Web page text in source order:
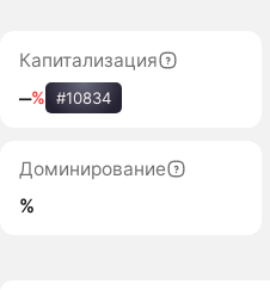
Капитализация
‒% #10834
Доминирование
%